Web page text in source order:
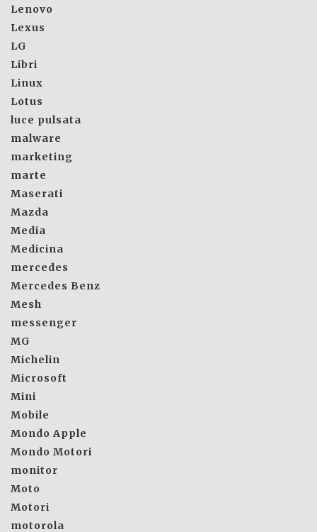
Lenovo
Lexus
LG
Libri
Linux
Lotus
luce pulsata
malware
marketing
marte
Maserati
Mazda
Media
Medicina
mercedes
Mercedes Benz
Mesh
messenger
MG
Michelin
Microsoft
Mini
Mobile
Mondo Apple
Mondo Motori
monitor
Moto
Motori
motorola